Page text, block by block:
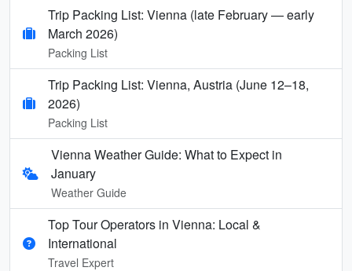
Trip Packing List: Vienna (late February — early
March 2026)
Packing List
Trip Packing List: Vienna, Austria (June 12–18,
2026)
Packing List
Vienna Weather Guide: What to Expect in
January
Weather Guide
Top Tour Operators in Vienna: Local &
International
Travel Expert